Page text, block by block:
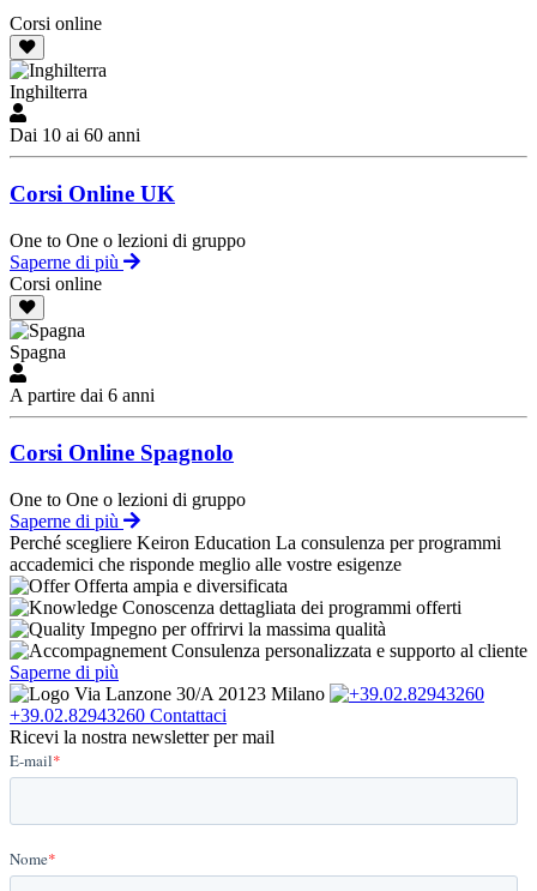
Corsi online
Inghilterra
Dai 10 ai 60 anni
Corsi Online UK
One to One o lezioni di gruppo
Saperne di più
Corsi online
Spagna
A partire dai 6 anni
Corsi Online Spagnolo
One to One o lezioni di gruppo
Saperne di più
Perché scegliere Keiron Education La consulenza per programmi
accademici che risponde meglio alle vostre esigenze
Offerta ampia e diversificata
Conoscenza dettagliata dei programmi offerti
Impegno per offrirvi la massima qualità
Consulenza personalizzata e supporto al cliente
Saperne di più
Via Lanzone 30/A 20123 Milano
+39.02.82943260 Contattaci
Ricevi la nostra newsletter per mail